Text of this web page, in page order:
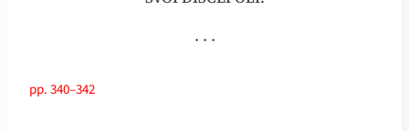
. . .
pp. 340–342